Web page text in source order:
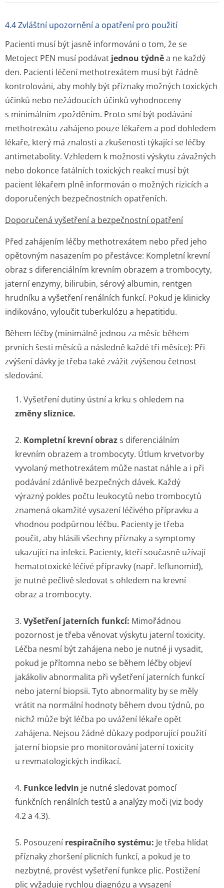
4.4 Zvláštní upozornění a opatření pro použití
Pacienti musí být jasně informováni o tom, že se
Metoject PEN musí podávat jednou týdněa ne každý
den. Pacienti léčení methotrexátem musí být řádně
kontrolováni, aby mohly být příznaky možných toxických
účinků nebo nežádoucích účinků vyhodnoceny
s minimálním zpožděním. Proto smí být podávání
methotrexátu zahájeno pouze lékařem a pod dohledem
lékaře, který má znalosti a zkušenosti týkající se léčby
antimetabolity. Vzhledem k možnosti výskytu závažných
nebo dokonce fatálních toxických reakcí musí být
pacient lékařem plně informován o možných rizicích a
doporučených bezpečnostních opatřeních.
Doporučená vyšetření a bezpečnostní opatření
Před zahájením léčby methotrexátem nebo před jeho
opětovným nasazením po přestávce: Kompletní krevní
obraz s diferenciálním krevním obrazem a trombocyty,
jaterní enzymy, bilirubin, sérový albumin, rentgen
hrudníku a vyšetření renálních funkcí. Pokud je klinicky
indikováno, vyloučit tuberkulózu a hepatitidu.
Během léčby (minimálně jednou za měsíc během
prvních šesti měsíců a následně každé tři měsíce): Při
zvýšení dávky je třeba také zvážit zvýšenou četnost
sledování.
1. Vyšetření dutiny ústní a krku s ohledem na
změny sliznice.
2. Kompletní krevní obrazs diferenciálním
krevním obrazem a trombocyty. Útlum krvetvorby
vyvolaný methotrexátem může nastat náhle a i při
podávání zdánlivě bezpečných dávek. Každý
výrazný pokles počtu leukocytů nebo trombocytů
znamená okamžité vysazení léčivého přípravku a
vhodnou podpůrnou léčbu. Pacienty je třeba
poučit, aby hlásili všechny příznaky a symptomy
ukazující na infekci. Pacienty, kteří současně užívají
hematotoxické léčivé přípravky (např. leflunomid),
je nutné pečlivě sledovat s ohledem na krevní
obraz a trombocyty.
3. Vyšetření jaterních funkcí: Mimořádnou
pozornost je třeba věnovat výskytu jaterní toxicity.
Léčba nesmí být zahájena nebo je nutné ji vysadit,
pokud je přítomna nebo se během léčby objeví
jakákoliv abnormalita při vyšetření jaterních funkcí
nebo jaterní biopsii. Tyto abnormality by se měly
vrátit na normální hodnoty během dvou týdnů, po
nichž může být léčba po uvážení lékaře opět
zahájena. Nejsou žádné důkazy podporující použití
jaterní biopsie pro monitorování jaterní toxicity
u revmatologických indikací.
4. Funkce ledvin je nutné sledovat pomocí
funkčních renálních testů a analýzy moči (viz body
4.2 a 4.3).
5. Posouzení respiračního systému: Je třeba hlídat
příznaky zhoršení plicních funkcí, a pokud je to
nezbytné, provést vyšetření funkce plic. Postižení
plic vyžaduje rychlou diagnózu a vysazení